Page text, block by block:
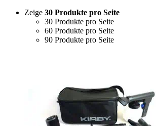
Zeige 30 Produkte pro Seite
30 Produkte pro Seite
60 Produkte pro Seite
90 Produkte pro Seite